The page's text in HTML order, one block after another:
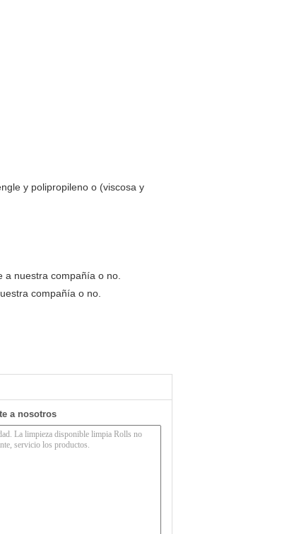
y polipropileno o (viscosa y
a nuestra compañía o no.
compañía o no.
a nosotros